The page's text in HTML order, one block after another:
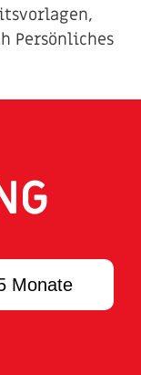
Persönliches
Monate